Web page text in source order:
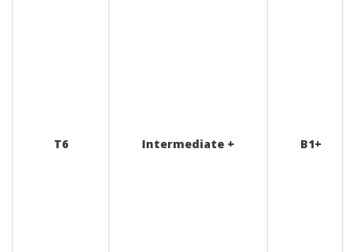
T6 Intermediate + B1+